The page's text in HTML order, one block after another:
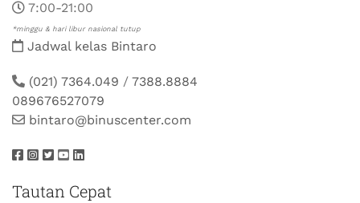
7:00-21:00
*minggu & hari libur nasional tutup
Jadwal kelas Bintaro
(021) 7364.049 / 7388.8884
089676527079
bintaro@binuscenter.com
Tautan Cepat